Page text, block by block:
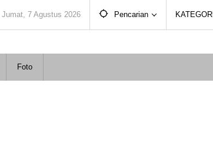
Jumat, 7 Agustus 2026 Pencarian KATEGORI
Foto